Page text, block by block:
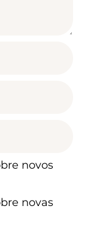
novos
novas